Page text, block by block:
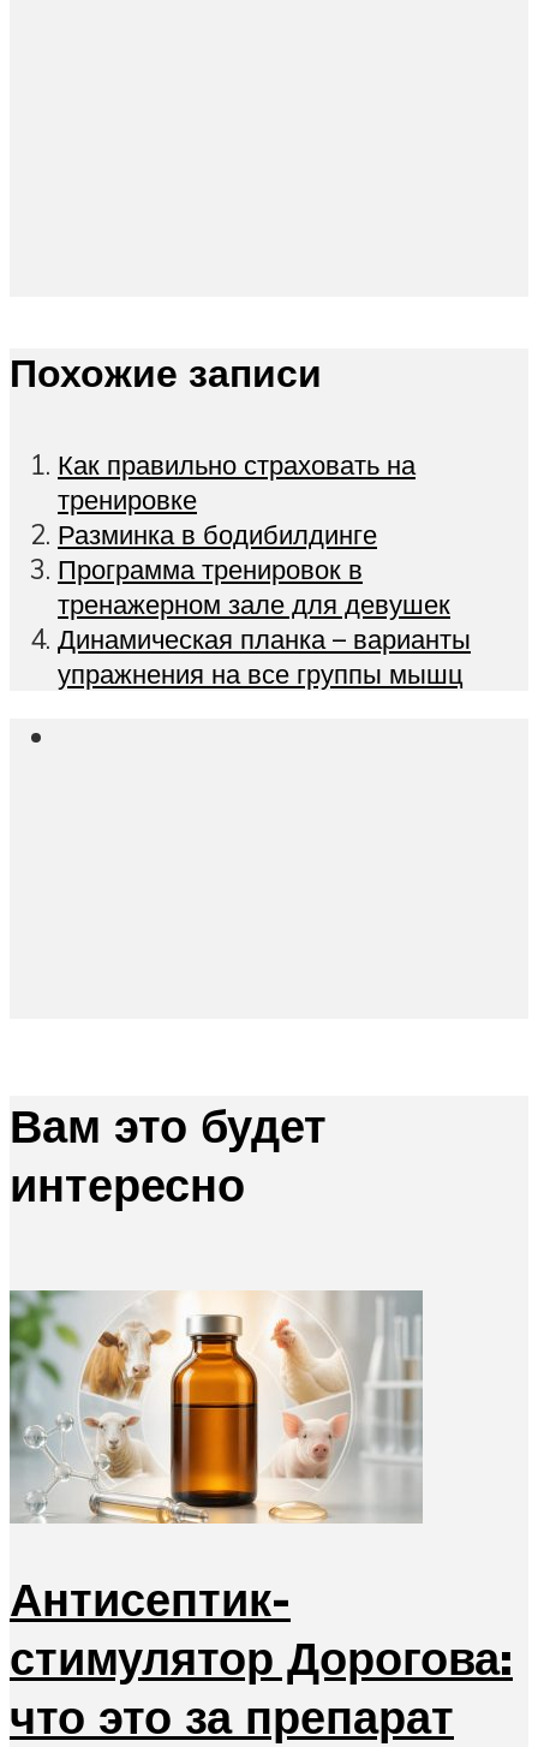
Похожие записи
Как правильно страховать на
тренировке
Разминка в бодибилдинге
Программа тренировок в
тренажерном зале для девушек
Динамическая планка – варианты
упражнения на все группы мышц
Вам это будет
интересно
Антисептик-
стимулятор Дорогова:
что это за препарат